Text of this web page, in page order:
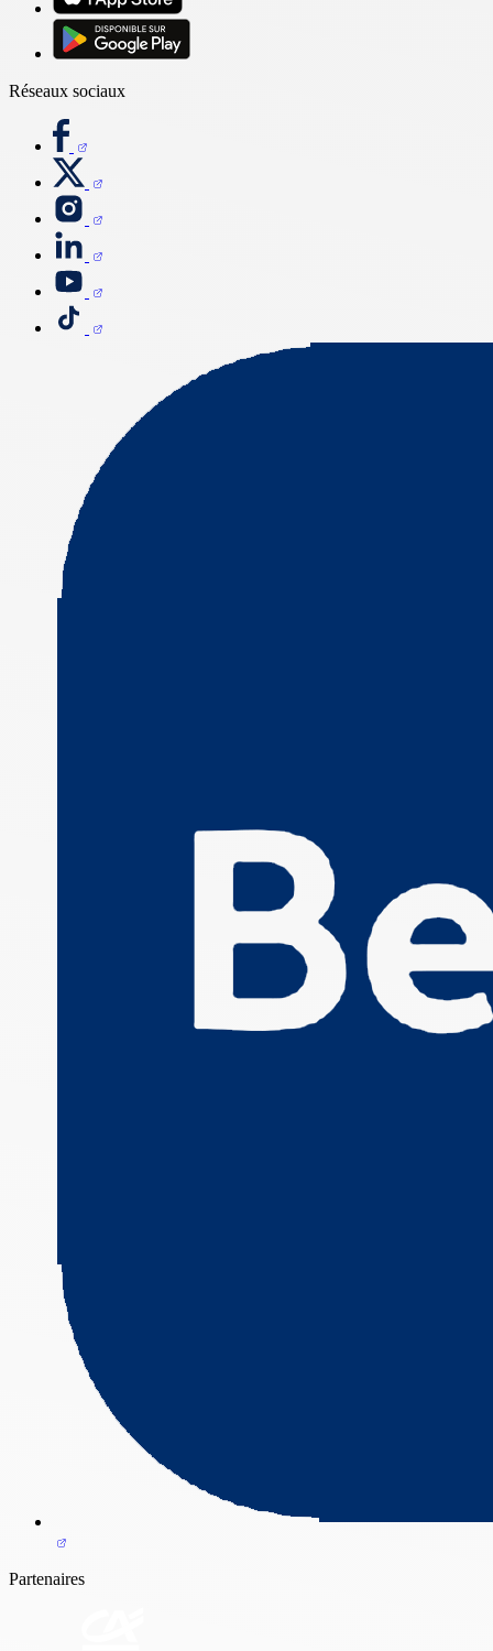
Réseaux sociaux
Partenaires